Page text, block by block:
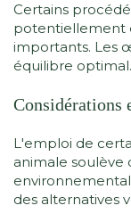
Certains
potentiellement
importants. Les
équilibre optimal.
Considérations
L'emploi de
animale soulève
des alternatives